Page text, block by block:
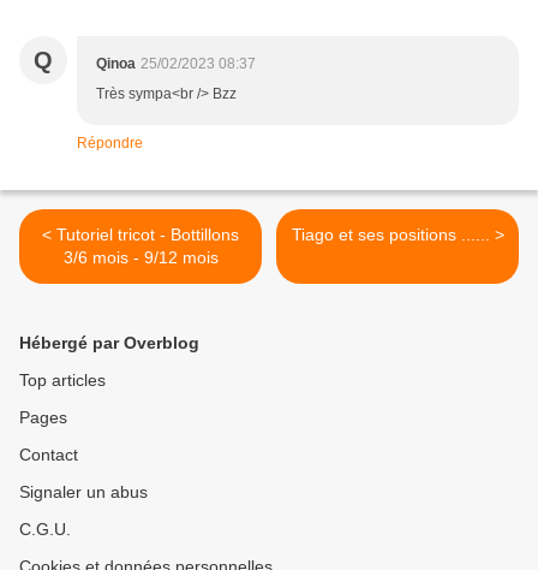
Q Qinoa 25/02/2023 08:37
Très sympa<br /> Bzz
Répondre
< Tutoriel tricot - Bottillons
3/6 mois - 9/12 mois
Tiago et ses positions ...... >
Hébergé par Overblog
Top articles
Pages
Contact
Signaler un abus
C.G.U.